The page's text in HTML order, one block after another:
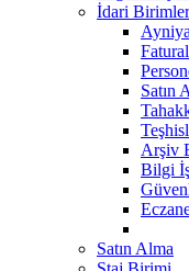
İdari Birimler
Satın
Arşiv
Bilgi
Satın Alma